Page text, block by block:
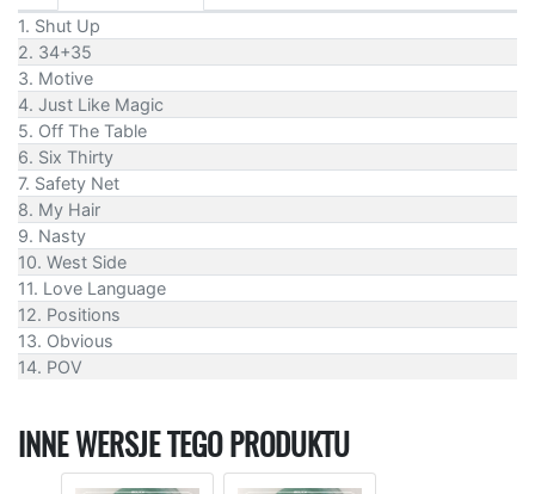
1. Shut Up
2. 34+35
3. Motive
4. Just Like Magic
5. Off The Table
6. Six Thirty
7. Safety Net
8. My Hair
9. Nasty
10. West Side
11. Love Language
12. Positions
13. Obvious
14. POV
INNE WERSJE TEGO PRODUKTU